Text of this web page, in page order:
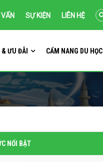
SỰ KIỆN LIÊN HỆ
ƯU ĐÃI CẨM NANG DU HỌC
NỔI BẬT